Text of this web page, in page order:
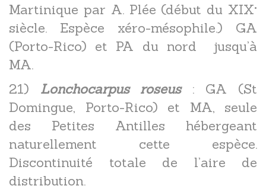
Martinique par A. Plée (début du XIX°
siècle. Espèce xéro-mésophile.) GA
(Porto-Rico) et PA du nord jusqu’à
MA.
21) Lonchocarpus roseus: GA (St
Domingue, Porto-Rico) et MA, seule
des Petites Antilles hébergeant
naturellement cette espèce.
Discontinuité totale de l’aire de
distribution.